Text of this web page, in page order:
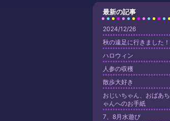
最新の記事
2024/12/26
秋の遠足に行きました！
ハロウィン
人参の収穫
散歩大好き
おじいちゃん、おばあち
ゃんへのお手紙
7、8月水遊び